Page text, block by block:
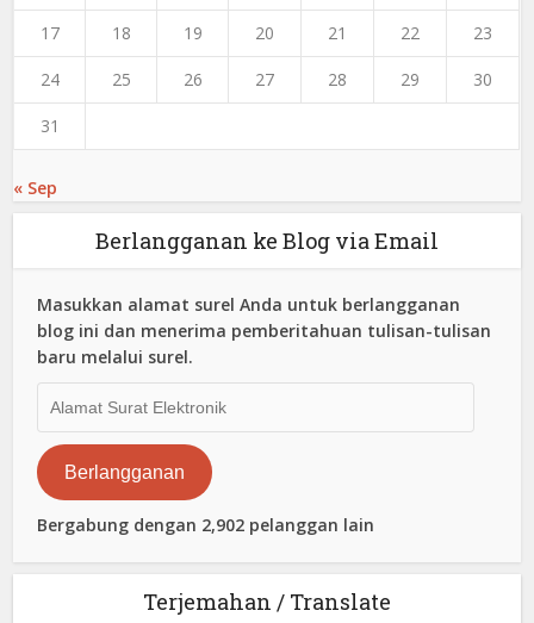
17 18 19 20 21 22 23
24 25 26 27 28 29 30
31
« Sep
Berlangganan ke Blog via Email
Masukkan alamat surel Anda untuk berlangganan
blog ini dan menerima pemberitahuan tulisan-tulisan
baru melalui surel.
Surat
Elektronik
Berlangganan
Bergabung dengan 2,902 pelanggan lain
Terjemahan / Translate